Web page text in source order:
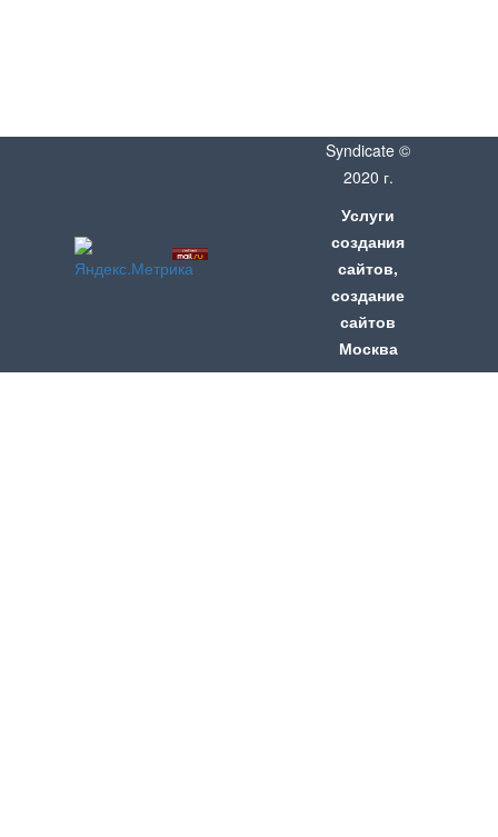
Syndicate ©
2020 г.
Услуги
создания
сайтов,
создание
сайтов
Москва